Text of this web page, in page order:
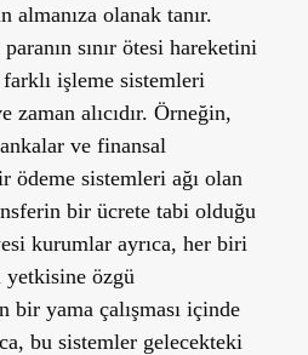
almanıza olanak tanır.
sınır ötesi hareketini
işleme sistemleri
alıcıdır. Örneğin,
ve finansal
ödeme sistemleri ağı olan
bir ücrete tabi olduğu
kurumlar ayrıca, her biri
yetkisine özgü
bir yama çalışması içinde
bu sistemler gelecekteki